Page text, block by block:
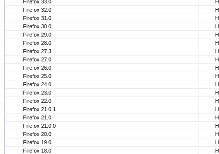
Firefox 33.0
Firefox 32.0
Firefox 31.0
Firefox 30.0
Firefox 29.0
Firefox 28.0
Firefox 27.3
Firefox 27.0
Firefox 26.0
Firefox 25.0
Firefox 24.0
Firefox 23.0
Firefox 22.0
Firefox 21.0.1
Firefox 21.0
Firefox 21.0.0
Firefox 20.0
Firefox 19.0
Firefox 18.0